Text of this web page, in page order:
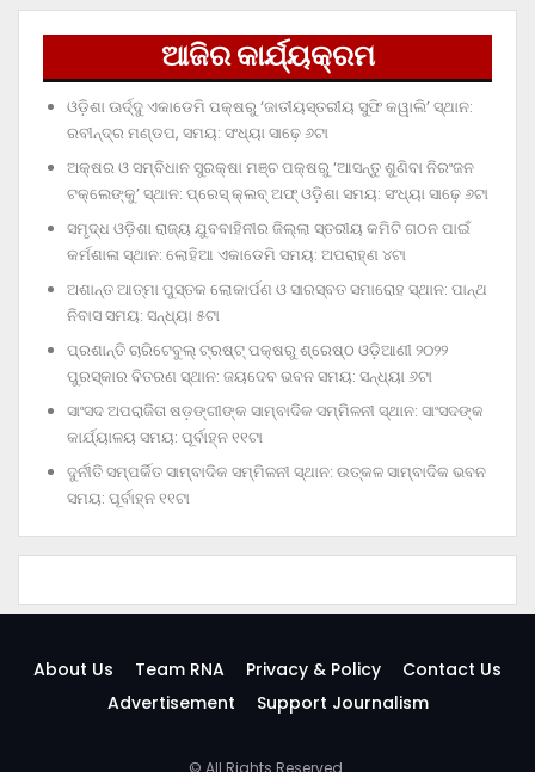
ଆଜିର କାର୍ଯ୍ୟକ୍ରମ
ଓଡ଼ିଶା ଊର୍ଦ୍ଦୁ ଏକାଡେମି ପକ୍ଷରୁ ‘ଜାତୀୟସ୍ତରୀୟ ସୁଫି କୱାଲି’ ସ୍ଥାନ:
ରବୀନ୍ଦ୍ର ମଣ୍ଡପ, ସମୟ: ସଂଧ୍ୟା ସାଢ଼େ ୬ଟା
ଅକ୍ଷର ଓ ସମ୍ବିଧାନ ସୁରକ୍ଷା ମଞ୍ଚ ପକ୍ଷରୁ ‘ଆସନ୍ତୁ ଶୁଣିବା ନିରଂଜନ
ଟକ୍‌ଲେଙ୍କୁ’ ସ୍ଥାନ: ପ୍ରେସ୍‌ କ୍ଲବ୍‌ ଅଫ୍‌ ଓଡ଼ିଶା ସମୟ: ସଂଧ୍ୟା ସାଢ଼େ ୬ଟା
ସମୃଦ୍ଧ ଓଡ଼ିଶା ରାଜ୍ୟ ଯୁବବାହିନୀର ଜିଲ୍ଲା ସ୍ତରୀୟ କମିଟି ଗଠନ ପାଇଁ
କର୍ମଶାଳା ସ୍ଥାନ: ଲୋହିଆ ଏକାଡେମି ସମୟ: ଅପରାହ୍‌ଣ ୪ଟା
ଅଶାନ୍ତ ଆତ୍ମା ପୁସ୍ତକ ଲୋକାର୍ପଣ ଓ ସାରସ୍ବତ ସମାରୋହ ସ୍ଥାନ: ପାନ୍ଥ
ନିବାସ ସମୟ: ସନ୍ଧ୍ୟା ୫ଟା
ପ୍ରଶାନ୍ତି ଚାରିଟେବୁଲ୍‌ ଟ୍ରଷ୍ଟ୍‌ ପକ୍ଷରୁ ଶ୍ରେଷ୍ଠ ଓଡ଼ିଆଣୀ ୨୦୨୨
ପୁରସ୍କାର ବିତରଣ ସ୍ଥାନ: ଜୟଦେବ ଭବନ ସମୟ: ସନ୍ଧ୍ୟା ୬ଟା
ସାଂସଦ ଅପରାଜିତା ଷଡ଼ଙ୍ଗୀଙ୍କ ସାମ୍ବାଦିକ ସମ୍ମିଳନୀ ସ୍ଥାନ: ସାଂସଦଙ୍କ
କାର୍ଯ୍ୟାଳୟ ସମୟ: ପୂର୍ବାହ୍ନ ୧୧ଟା
ଦୁର୍ନୀତି ସମ୍ପର୍କିତ ସାମ୍ବାଦିକ ସମ୍ମିଳନୀ ସ୍ଥାନ: ଉତ୍କଳ ସାମ୍ବାଦିକ ଭବନ
ସମୟ: ପୂର୍ବାହ୍ନ ୧୧ଟା
About Us Team RNA Privacy & Policy
Contact Us
Advertisement
Support Journalism
© All Rights Reserved.